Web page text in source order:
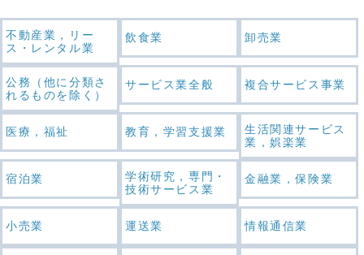
不動産業，リー
ス・レンタル業
飲食業 卸売業
公務（他に分類さ
れるものを除く）
サービス業全般 複合サービス事業
医療，福祉 教育，学習支援業
生活関連サービス
業，娯楽業
宿泊業
学術研究，専門・
技術サービス業
金融業，保険業
小売業 運送業 情報通信業